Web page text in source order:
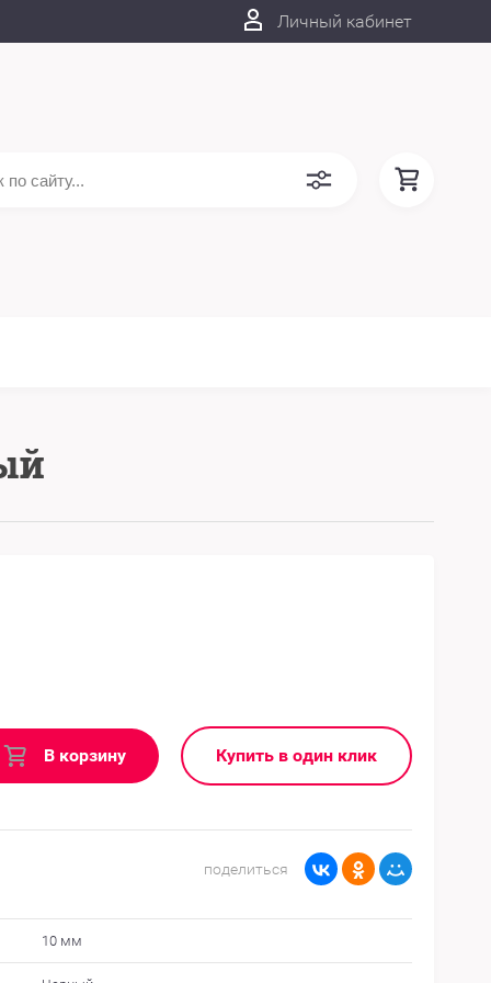
Личный кабинет
В корзину Купить в один клик
поделиться
10 мм